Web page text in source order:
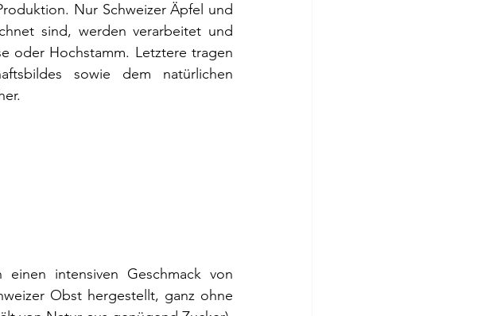
Nur Schweizer Äpfel und
sind, werden verarbeitet und
oder Hochstamm. Letztere tragen
sowie dem natürlichen
intensiven Geschmack von
Obst hergestellt, ganz ohne